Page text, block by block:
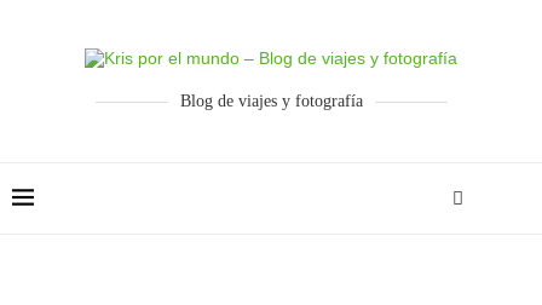
Blog de viajes y fotografía